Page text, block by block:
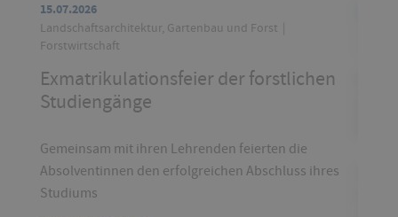
15.07.2026
Landschaftsarchitektur, Gartenbau und Forst
Forstwirtschaft
Exmatrikulationsfeier der forstlichen
Studiengänge
Gemeinsam mit ihren Lehrenden feierten die
Absolventinnen den erfolgreichen Abschluss ihres
Studiums